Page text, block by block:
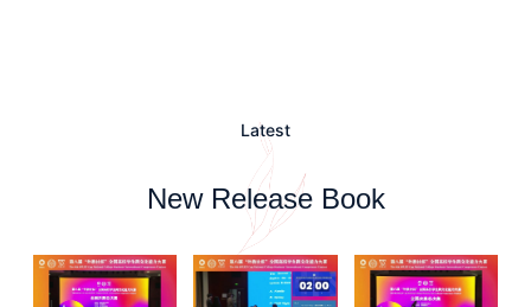
Latest
New Release Book